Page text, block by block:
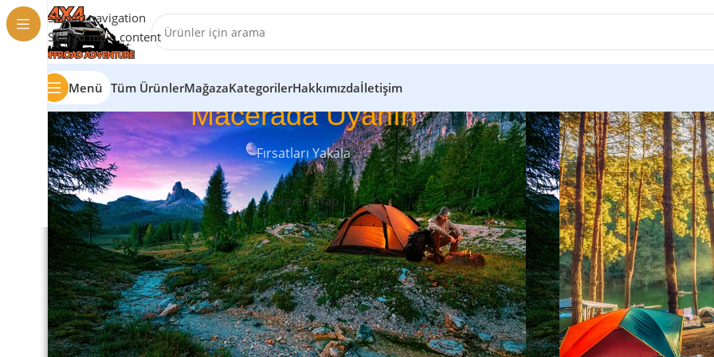
Skip to navigation
Skip to main content
Menü Tüm ÜrünlerMağazaKategorilerHakkımızdaİletişim
Macerada Uyanın
Fırsatları Yakala
Alışveriş Yap